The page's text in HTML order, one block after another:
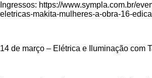
Ingressos: https://www.sympla.com.br/
eletricas-makita-mulheres-a-obra-16-
14 de março – Elétrica e Iluminação com